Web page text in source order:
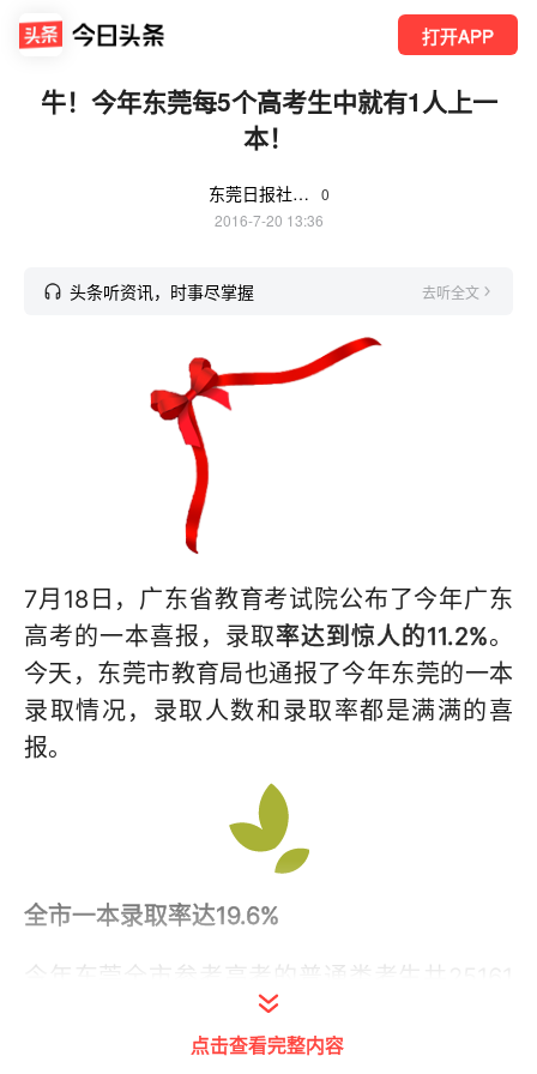
打开APP
牛！今年东莞每5个高考生中就有1人上一
本！
东莞日报社东莞Plus
0
2016-7-20 13:36
头条听资讯，时事尽掌握 去听全文
7月18日，广东省教育考试院公布了今年广东
高考的一本喜报，录取率达到惊人的11.2%。
今天，东莞市教育局也通报了今年东莞的一本
录取情况，录取人数和录取率都是满满的喜
报。
全市一本录取率达19.6%
今年东莞全市参考高考的普通类考生共25161
人（不含新疆班考生，新疆班考生不在我省进
行录取），录取到第一批本科院校人数为
点击查看完整内容